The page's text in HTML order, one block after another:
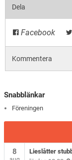
Dela
Facebook
Kommentera
Snabblänkar
Föreningen
8
Lieslåtter